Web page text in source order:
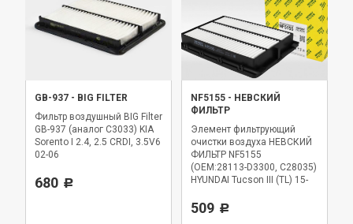
GB-937 - BIG FILTER
Фильтр воздушный BIG Filter
GB-937 (аналог C3033) KIA
Sorento I 2.4, 2.5 CRDI, 3.5V6
02-06
680 Р
NF5155 - НЕВСКИЙ
ФИЛЬТР
Элемент фильтрующий
очистки воздуха НЕВСКИЙ
ФИЛЬТР NF5155
(OEM:28113-D3300, C28035)
HYUNDAI Tucson III (TL) 15-
2016-
509 Р